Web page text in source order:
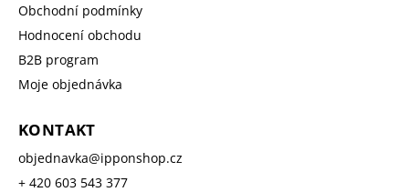
Obchodní podmínky
Hodnocení obchodu
B2B program
Moje objednávka
KONTAKT
objednavka@ipponshop.cz
+ 420 603 543 377